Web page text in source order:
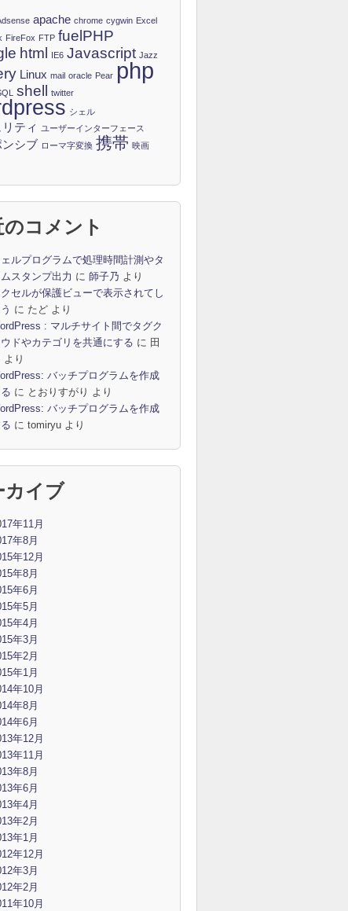
apache chrome cygwin Excel
FireFox FTP fuelPHP
html IE6 Javascript Jazz
Linux mail oracle Pear php
shell twitter
シェル
ティ ユーザーインターフェース
ンシブ ローマ字変換 携帯 映画
のコメント
ルプログラムで処理時間計測やタ
スタンプ出力 に 師子乃 より
セルが保護ビューで表示されてし
に たどより
: マルチサイト間でタグク
ドやカテゴリを共通にする に 田
より
バッチプログラムを作成
に とおりすがり より
バッチプログラムを作成
に tomiryuより
カイブ
年11月
年8月
年12月
年8月
年6月
年5月
年4月
年3月
年2月
年1月
年10月
年8月
年6月
年12月
年11月
年8月
年6月
年4月
年2月
年1月
年12月
年3月
年2月
年10月